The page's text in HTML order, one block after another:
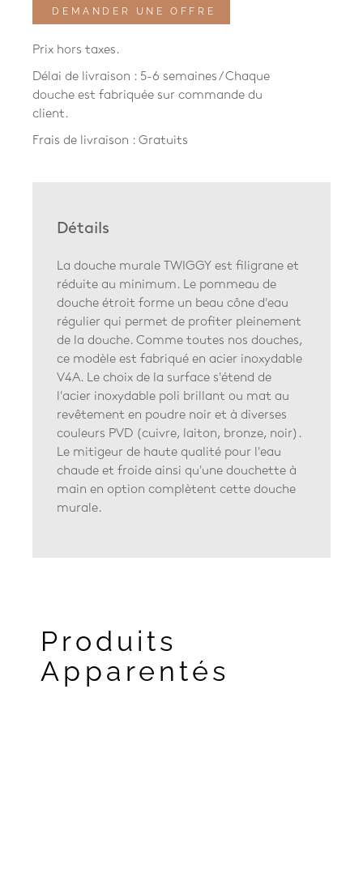
DEMANDER UNE OFFRE
Prix hors taxes.
Délai de livraison : 5-6 semaines / Chaque
douche est fabriquée sur commande du
client.
Frais de livraison : Gratuits
Détails
La douche murale TWIGGY est filigrane et
réduite au minimum. Le pommeau de
douche étroit forme un beau cône d'eau
régulier qui permet de profiter pleinement
de la douche. Comme toutes nos douches,
ce modèle est fabriqué en acier inoxydable
V4A. Le choix de la surface s'étend de
l'acier inoxydable poli brillant ou mat au
revêtement en poudre noir et à diverses
couleurs PVD (cuivre, laiton, bronze, noir).
Le mitigeur de haute qualité pour l'eau
chaude et froide ainsi qu'une douchette à
main en option complètent cette douche
murale.
Produits
Apparentés